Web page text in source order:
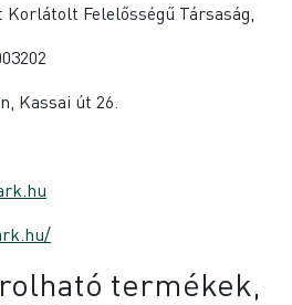
Felelősségű Társaság,
Kassai út 26.
termékek,